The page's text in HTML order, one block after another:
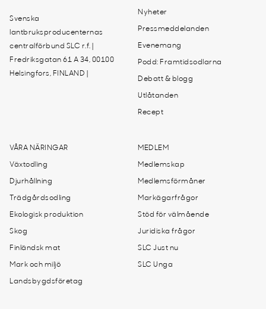
Svenska
lantbruksproducenternas
centralförbund SLC r.f. |
Fredriksgatan 61 A 34, 00100
Helsingfors, FINLAND |
Nyheter
Pressmeddelanden
Evenemang
Podd: Framtidsodlarna
Debatt & blogg
Utlåtanden
Recept
VÅRA NÄRINGAR
Växtodling
Djurhållning
Trädgårdsodling
Ekologisk produktion
Skog
Finländsk mat
Mark och miljö
Landsbygdsföretag
MEDLEM
Medlemskap
Medlemsförmåner
Markägarfrågor
Stöd för välmående
Juridiska frågor
SLC Just nu
SLC Unga